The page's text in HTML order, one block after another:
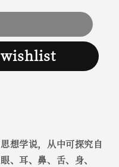
想学说，从中可探究自
、耳、鼻、舌、身、